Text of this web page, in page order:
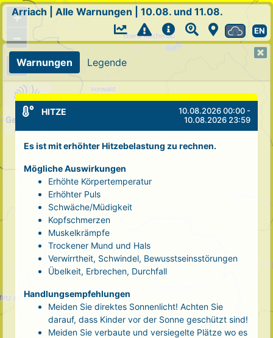
+
−
Arriach Alle Warnungen 10.08. und 11.08.
EN
Warnungen Legende
HITZE
10.08.2026 00:00 -
10.08.2026 23:59
Es ist mit erhöhter Hitzebelastung zu rechnen.
Mögliche Auswirkungen
Erhöhte Körpertemperatur
Erhöhter Puls
Schwäche/Müdigkeit
Kopfschmerzen
Muskelkrämpfe
Trockener Mund und Hals
Verwirrtheit, Schwindel, Bewusstseinsstörungen
Übelkeit, Erbrechen, Durchfall
Handlungsempfehlungen
Meiden Sie direktes Sonnenlicht! Achten Sie
darauf, dass Kinder vor der Sonne geschützt sind!
Meiden Sie verbaute und versiegelte Plätze wo es